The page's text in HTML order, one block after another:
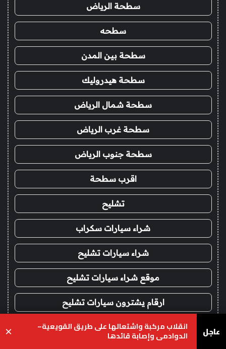
سطحة الرياض
سطحه
سطحة بين المدن
سطحة هيدروليك
سطحة شمال الرياض
سطحة غرب الرياض
سطحة جنوب الرياض
اقرب سطحة
تشليح
شراء سيارات سكراب
شراء سيارات تشليح
موقع شراء سيارات تشليح
ارقام يشترون سيارات تشليح
شراء سيارات مصدومة عاجل انقلاب مركبة واشتعالها على طريق القويعية–
الدوادمي وإصابة قائدها ×